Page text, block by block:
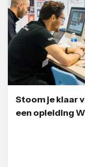
Stoom je klaar
een opleiding